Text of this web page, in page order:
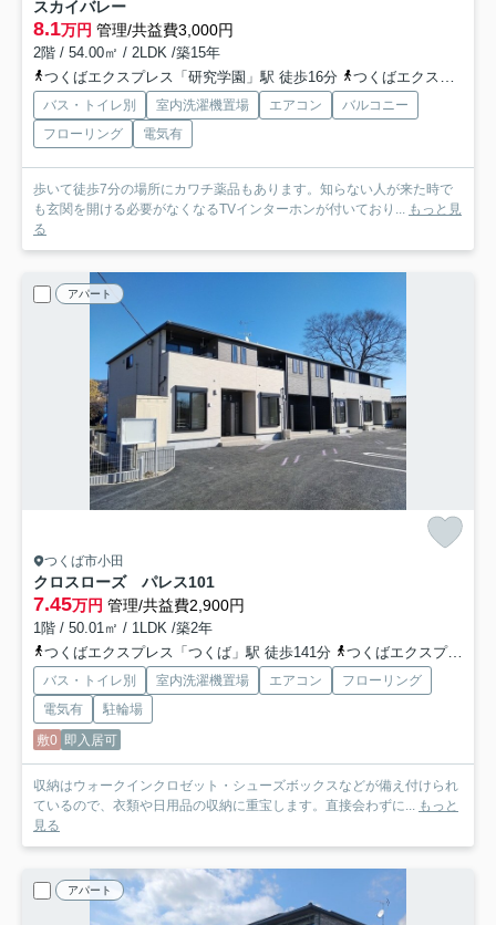
スカイバレー
8.1万円 管理/共益費3,000円
2階 / 54.00㎡ / 2LDK /築15年
つくばエクスプレス「研究学園」駅 徒歩16分
つくばエクスプレス「万博記念公園」駅 徒歩50分
バス・トイレ別 室内洗濯機置場 エアコン
バルコニー
フローリング
電気有
歩いて徒歩7分の場所にカワチ薬品もあります。知らない人が来た時で
も玄関を開ける必要がなくなるTVインターホンが付いており... もっと見
る
アパート
つくば市小田
クロスローズ パレス101
7.45万円 管理/共益費2,900円
1階 / 50.01㎡ / 1LDK /築2年
つくばエクスプレス「つくば」駅 徒歩141分
つくばエクスプレス「研究学園」駅 徒歩141分
バス・トイレ別 室内洗濯機置場 エアコン
フローリング
電気有
駐輪場
敷0 即入居可
収納はウォークインクロゼット・シューズボックスなどが備え付けられ
ているので、衣類や日用品の収納に重宝します。直接会わずに... もっと
見る
アパート